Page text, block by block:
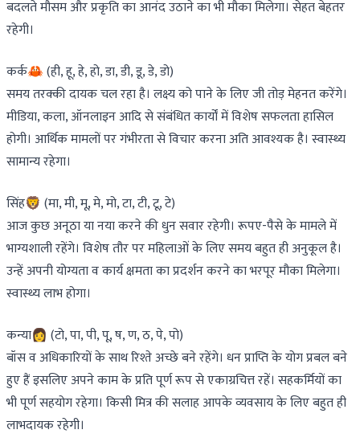
बदलते मौसम और प्रकृति का आनंद उठाने का भी मौका मिलेगा। सेहत बेहतर
रहेगी।
कर्क🦀 (ही, हू, हे, हो, डा, डी, डू, डे, डो)
समय तरक्की दायक चल रहा है। लक्ष्य को पाने के लिए जी तोड़ मेहनत करेंगे।
मीडिया, कला, ऑनलाइन आदि से संबंधित कार्यों में विशेष सफलता हासिल
होगी। आर्थिक मामलों पर गंभीरता से विचार करना अति आवश्यक है। स्वास्थ्य
सामान्य रहेगा।
सिंह🦁 (मा, मी, मू, मे, मो, टा, टी, टू, टे)
आज कुछ अनूठा या नया करने की धुन सवार रहेगी। रूपए-पैसे के मामले में
भाग्यशाली रहेंगे। विशेष तौर पर महिलाओं के लिए समय बहुत ही अनुकूल है।
उन्हें अपनी योग्यता व कार्य क्षमता का प्रदर्शन करने का भरपूर मौका मिलेगा।
स्वास्थ्य लाभ होगा।
कन्या👩 (टो, पा, पी, पू, ष, ण, ठ, पे, पो)
बॉस व अधिकारियों के साथ रिश्ते अच्छे बने रहेंगे। धन प्राप्ति के योग प्रबल बने
हुए हैं इसलिए अपने काम के प्रति पूर्ण रूप से एकाग्रचित्त रहें। सहकर्मियों का
भी पूर्ण सहयोग रहेगा। किसी मित्र की सलाह आपके व्यवसाय के लिए बहुत ही
लाभदायक रहेगी।